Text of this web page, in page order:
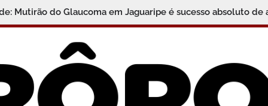
Qualidade e Descontos Especiais no Centro de Santo
Mutirão do Glaucoma em Jaguaripe é sucesso absoluto